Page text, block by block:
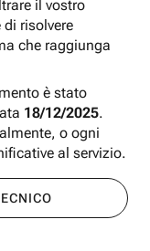
il vostro
risolvere
che raggiunga
è stato
18/12/2025.
o ogni
al servizio.